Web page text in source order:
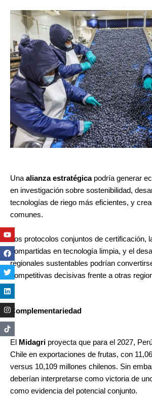
Una alianza estratégicapodría generar
en investigación sobre sostenibilidad,
tecnologías de riego más eficientes, y
comunes.
Los protocolos conjuntos de certificación,
compartidas en tecnología limpia, y el
regionales sustentables podrían
competitivas decisivas frente a otras
Complementariedad
El Midagri proyecta que para el 2027,
Chile en exportaciones de frutas, con
versus 10,109 millones chilenos. Sin
deberían interpretarse como victoria de
como evidencia del potencial conjunto.
Youtube
Facebook
Twitter
Linkedin
Instagram